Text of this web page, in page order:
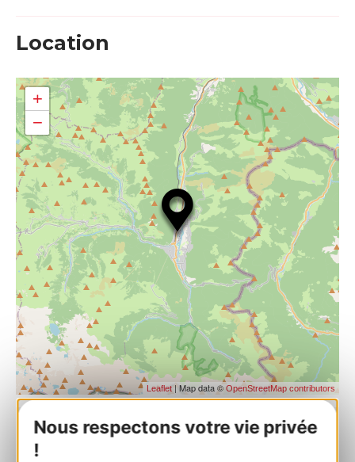
Nous respectons votre vie privée
!
Location
+
−
Leaflet| Map data © OpenStreetMap contributors
MUSEE DE L’AERONAUTIQUE LEON